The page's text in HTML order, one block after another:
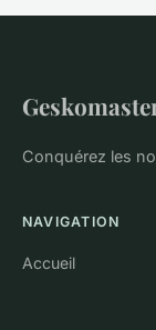
Conquérez les
NAVIGATION
Accueil